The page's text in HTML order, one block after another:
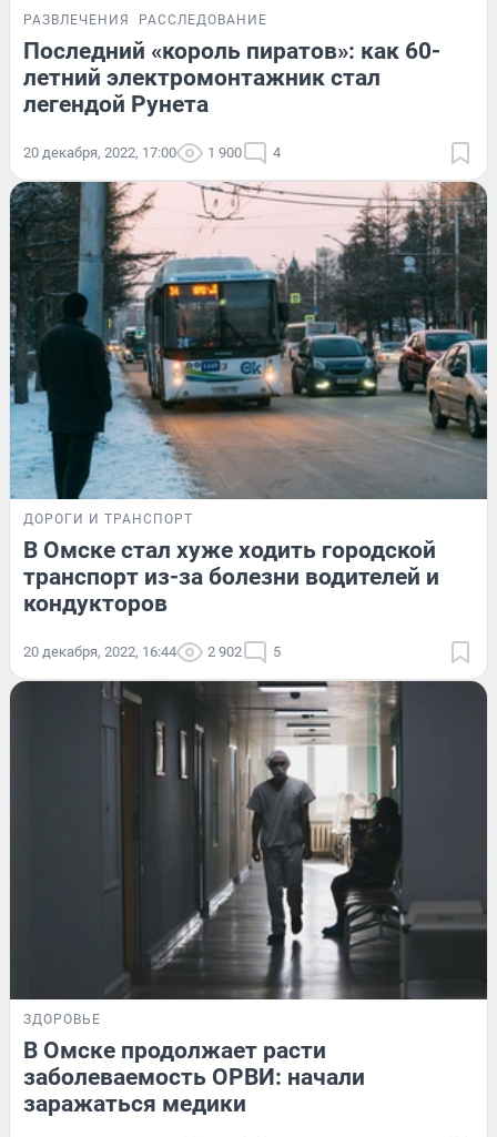
РАЗВЛЕЧЕНИЯ РАССЛЕДОВАНИЕ
Последний «король пиратов»: как 60-
летний электромонтажник стал
легендой Рунета
20 декабря, 2022, 17:00 1 900 4
ДОРОГИ И ТРАНСПОРТ
В Омске стал хуже ходить городской
транспорт из-за болезни водителей и
кондукторов
20 декабря, 2022, 16:44 2 902 5
ЗДОРОВЬЕ
В Омске продолжает расти
заболеваемость ОРВИ: начали
заражаться медики